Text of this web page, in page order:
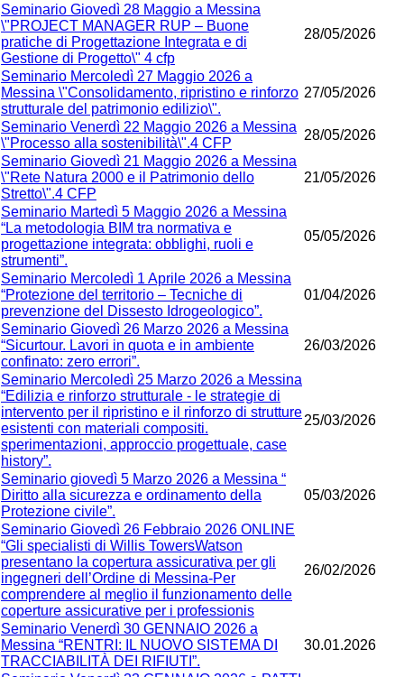
Seminario Giovedì 28 Maggio a Messina
\"PROJECT MANAGER RUP – Buone
pratiche di Progettazione Integrata e di
Gestione di Progetto\" 4 cfp
28/05/2026
Seminario Mercoledì 27 Maggio 2026 a
Messina \"Consolidamento, ripristino e rinforzo
strutturale del patrimonio edilizio\".
27/05/2026
Seminario Venerdì 22 Maggio 2026 a Messina
\"Processo alla sostenibilità\".4 CFP
28/05/2026
Seminario Giovedì 21 Maggio 2026 a Messina
\"Rete Natura 2000 e il Patrimonio dello
Stretto\".4 CFP
21/05/2026
Seminario Martedì 5 Maggio 2026 a Messina
“La metodologia BIM tra normativa e
progettazione integrata: obblighi, ruoli e
strumenti”.
05/05/2026
Seminario Mercoledì 1 Aprile 2026 a Messina
“Protezione del territorio – Tecniche di
prevenzione del Dissesto Idrogeologico”.
01/04/2026
Seminario Giovedì 26 Marzo 2026 a Messina
“Sicurtour. Lavori in quota e in ambiente
confinato: zero errori”.
26/03/2026
Seminario Mercoledì 25 Marzo 2026 a Messina
“Edilizia e rinforzo strutturale - le strategie di
intervento per il ripristino e il rinforzo di strutture
esistenti con materiali compositi.
sperimentazioni, approccio progettuale, case
history”.
25/03/2026
Seminario giovedì 5 Marzo 2026 a Messina “
Diritto alla sicurezza e ordinamento della
Protezione civile”.
05/03/2026
Seminario Giovedì 26 Febbraio 2026 ONLINE
“Gli specialisti di Willis TowersWatson
presentano la copertura assicurativa per gli
ingegneri dell’Ordine di Messina-Per
comprendere al meglio il funzionamento delle
coperture assicurative per i professionis
26/02/2026
Seminario Venerdì 30 GENNAIO 2026 a
Messina “RENTRI: IL NUOVO SISTEMA DI
TRACCIABILITÀ DEI RIFIUTI”.
30.01.2026